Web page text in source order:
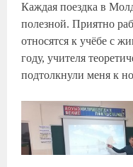
Каждая поездка в
полезной. Приятно
относятся к учёбе с
году, учителя
подтолкнули меня к